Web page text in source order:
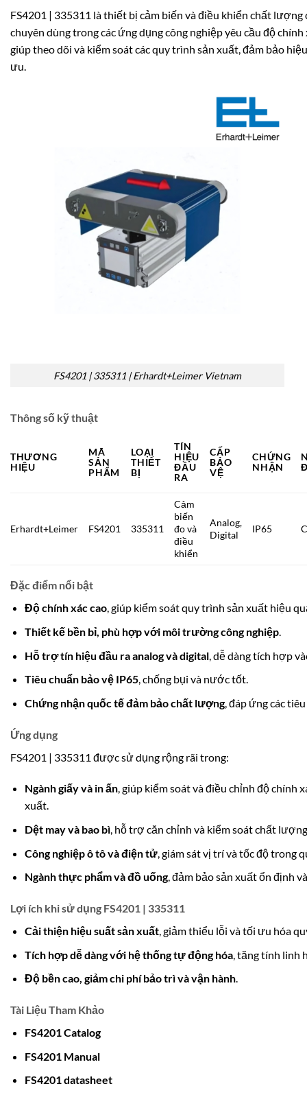
FS4201 | 335311 là thiết bị cảm biến và điều khiển chất lượng
chuyên dùng trong các ứng dụng công nghiệp yêu cầu độ chính
giúp theo dõi và kiểm soát các quy trình sản xuất, đảm bảo
ưu.
FS4201 | 335311 | Erhardt+Leimer Vietnam
Thông số kỹ thuật
THƯƠNG
HIỆU
MÃ
SẢN
PHẨM
LOẠI
THIẾT
BỊ
TÍN
HIỆU
ĐẦU
RA
CẤP
BẢO
VỆ
CHỨNG
NHẬN
Erhardt+Leimer FS4201 335311
Cảm
biến
đo và
điều
khiển
Analog,
Digital
IP65
Đặc điểm nổi bật
Độ chính xác cao, giúp kiểm soát quy trình sản xuất hiệu
Thiết kế bền bỉ, phù hợp với môi trường công nghiệp.
Hỗ trợ tín hiệu đầu ra analog và digital, dễ dàng tích hợp
Tiêu chuẩn bảo vệ IP65, chống bụi và nước tốt.
Chứng nhận quốc tế đảm bảo chất lượng, đáp ứng các
Ứng dụng
FS4201 | 335311 được sử dụng rộng rãi trong:
Ngành giấy và in ấn, giúp kiểm soát và điều chỉnh độ chính
xuất.
Dệt may và bao bì, hỗ trợ căn chỉnh và kiểm soát chất
Công nghiệp ô tô và điện tử, giám sát vị trí và tốc độ trong
Ngành thực phẩm và đồ uống, đảm bảo sản xuất ổn định
Lợi ích khi sử dụng FS4201 | 335311
Cải thiện hiệu suất sản xuất, giảm thiểu lỗi và tối ưu hóa
Tích hợp dễ dàng với hệ thống tự động hóa, tăng tính linh
Độ bền cao, giảm chi phí bảo trì và vận hành.
Tài Liệu Tham Khảo
FS4201 Catalog
FS4201 Manual
FS4201 datasheet